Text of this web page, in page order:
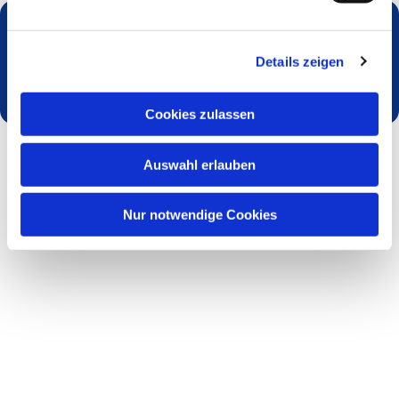
Details zeigen
Cookies zulassen
Auswahl erlauben
Nur notwendige Cookies
Dies könnte Sie auch interessieren